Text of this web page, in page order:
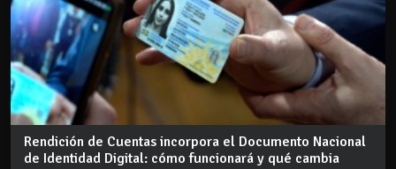
Rendición de Cuentas incorpora el Documento Nacional
de Identidad Digital: cómo funcionará y qué cambia